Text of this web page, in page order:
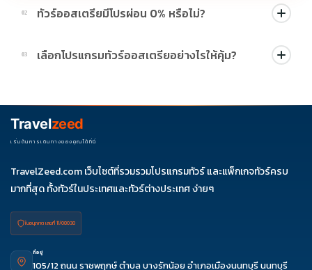
02 ทัวร์ออสเตรียมีโปรผ่อน 0% หรือไม่?
บางโปรแกรมมีโปรผ่อน 0% หรือโปรโมชั่นบัตรเครดิตตามเงื่อนไขที่
บริษัทกำหนด สามารถดูสัญลักษณ์โปรโมชั่นในรายการทัวร์แต่ละ
03 เลือกโปรแกรมทัวร์ออสเตรียอย่างไรให้คุ้ม?
ช่วงราคา ไม่ควรเทียบจากราคาต่ำสุดเพียงอย่างเดียว
Travelzeed
เริ่มต้นการเดินทางของคุณได้ที่นี่
TravelZeed.com เว็บไซต์ที่รวมรวมโปรแกรมทัวร์ และแพ็กเกจทัวร์ครบ
มากที่สุด ทั้งทัวร์ในประเทศและทัวร์ต่างประเทศ ง่ายๆ
ใบอนุญาต เลขที่ 11/08038
ที่อยู่
105/12 ถนน ราชพฤกษ์ ตำบล บางรักน้อย อำเภอเมืองนนทบุรี นนทบุรี